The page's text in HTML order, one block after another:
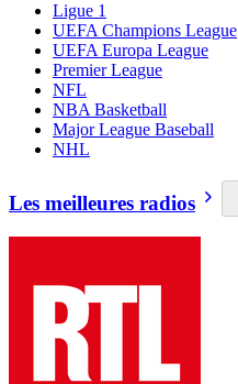
Ligue 1
UEFA Champions League
UEFA Europa League
Premier League
NFL
NBA Basketball
Major League Baseball
NHL
Les meilleures radios